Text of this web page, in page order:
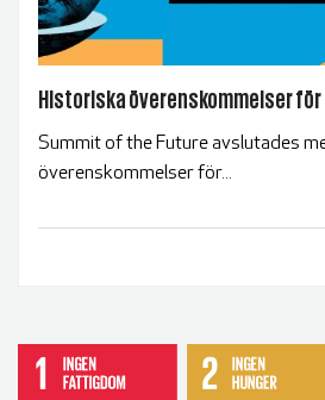
Historiska överenskommelser
Summit of the Future avslutades
överenskommelser för...